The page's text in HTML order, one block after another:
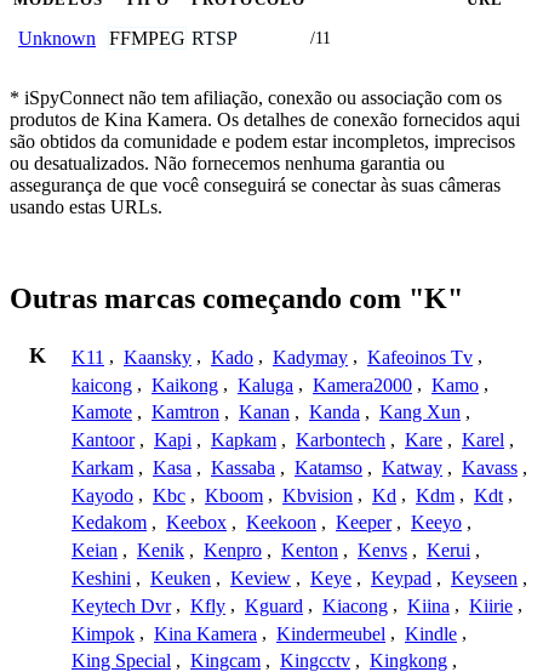
Unknown FFMPEG RTSP /11
* iSpyConnect não tem afiliação, conexão ou associação com os
produtos de Kina Kamera. Os detalhes de conexão fornecidos aqui
são obtidos da comunidade e podem estar incompletos, imprecisos
ou desatualizados. Não fornecemos nenhuma garantia ou
assegurança de que você conseguirá se conectar às suas câmeras
usando estas URLs.
Outras marcas começando com "K"
K K11 , Kaansky , Kado , Kadymay , Kafeoinos Tv ,
kaicong , Kaikong , Kaluga , Kamera2000 , Kamo ,
Kamote , Kamtron , Kanan , Kanda , Kang Xun ,
Kantoor , Kapi , Kapkam , Karbontech , Kare , Karel ,
Karkam , Kasa , Kassaba , Katamso , Katway , Kavass ,
Kayodo , Kbc , Kboom , Kbvision , Kd , Kdm , Kdt ,
Kedakom , Keebox , Keekoon , Keeper , Keeyo ,
Keian , Kenik , Kenpro , Kenton , Kenvs , Kerui ,
Keshini , Keuken , Keview , Keye , Keypad , Keyseen ,
Keytech Dvr , Kfly , Kguard , Kiacong , Kiina , Kiirie ,
Kimpok , Kina Kamera , Kindermeubel , Kindle ,
King Special , Kingcam , Kingcctv , Kingkong ,